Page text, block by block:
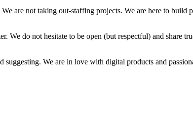
are not taking out-staffing projects. We are here to build
We do not hesitate to be open (but respectful) and share
We are in love with digital products and